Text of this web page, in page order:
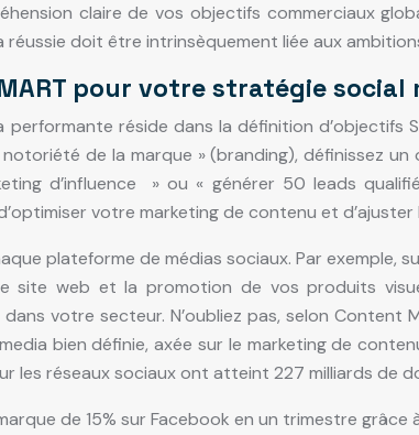
claire de vos objectifs commerciaux
réussie doit être intrinsèquement liée aux
pour votre stratégie social
performante réside dans la définition d’objectifs
de la marque » (branding), définissez
d’influence » ou « générer 50 leads
votre marketing de contenu et
plateforme de médias sociaux. Par exemple,
web et la promotion de vos produits
votre secteur. N’oubliez pas, selon
bien définie, axée sur le marketing de
les réseaux sociaux ont atteint 227 milliards de
de 15% sur Facebook en un trimestre grâce